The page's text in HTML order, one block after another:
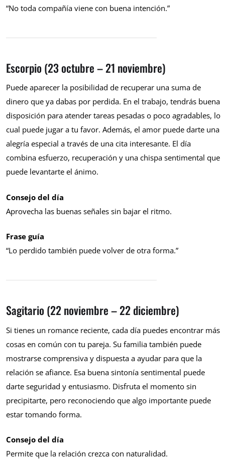
“No toda compañía viene con buena intención.”
Escorpio (23 octubre – 21 noviembre)
Puede aparecer la posibilidad de recuperar una suma de
dinero que ya dabas por perdida. En el trabajo, tendrás buena
disposición para atender tareas pesadas o poco agradables, lo
cual puede jugar a tu favor. Además, el amor puede darte una
alegría especial a través de una cita interesante. El día
combina esfuerzo, recuperación y una chispa sentimental que
puede levantarte el ánimo.
Consejo del día
Aprovecha las buenas señales sin bajar el ritmo.
Frase guía
“Lo perdido también puede volver de otra forma.”
Sagitario (22 noviembre – 22 diciembre)
Si tienes un romance reciente, cada día puedes encontrar más
cosas en común con tu pareja. Su familia también puede
mostrarse comprensiva y dispuesta a ayudar para que la
relación se afiance. Esa buena sintonía sentimental puede
darte seguridad y entusiasmo. Disfruta el momento sin
precipitarte, pero reconociendo que algo importante puede
estar tomando forma.
Consejo del día
Permite que la relación crezca con naturalidad.